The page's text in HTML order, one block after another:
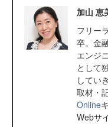
加山 恵
フリー
卒。金
エンジ
として
してい
取材・
Online
Webサ